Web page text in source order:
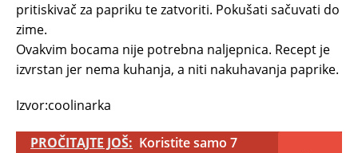
pritiskivač za papriku te zatvoriti. Pokušati sačuvati do
zime.
Ovakvim bocama nije potrebna naljepnica. Recept je
izvrstan jer nema kuhanja, a niti nakuhavanja paprike.
Izvor:coolinarka
PROČITAJTE JOŠ: Koristite samo 7